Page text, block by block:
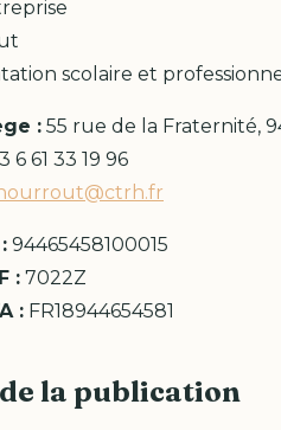
scolaire et
: 55 rue de la Fraternité,
6 61 33 19 96
94465458100015
: 7022Z
: FR18944654581
la publication